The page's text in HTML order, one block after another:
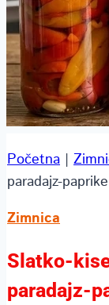
Početna |
paradajz-
Zimnica
Slatko-
paradajz-